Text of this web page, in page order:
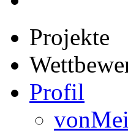
Projekte
Profil